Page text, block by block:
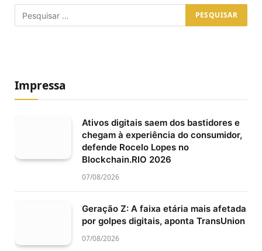
Impressa
Ativos digitais saem dos bastidores e
chegam à experiência do consumidor,
defende Rocelo Lopes no
Blockchain.RIO 2026
07/08/2026
Geração Z: A faixa etária mais afetada
por golpes digitais, aponta TransUnion
07/08/2026